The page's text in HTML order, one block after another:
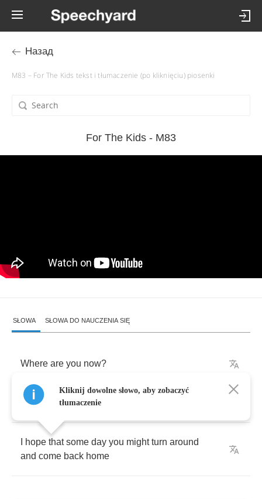
Назад
M83 – For The Kids tekst i tłumaczenie (po kliknięciu) piosenki
For The Kids - M83
SŁOWA SŁOWA DO NAUCZENIA SIĘ
Where are you now?
Who do you go to for
hope that some day you might turn around
and come back home
Kliknij dowolne słowo, aby zobaczyć
tłumaczenie